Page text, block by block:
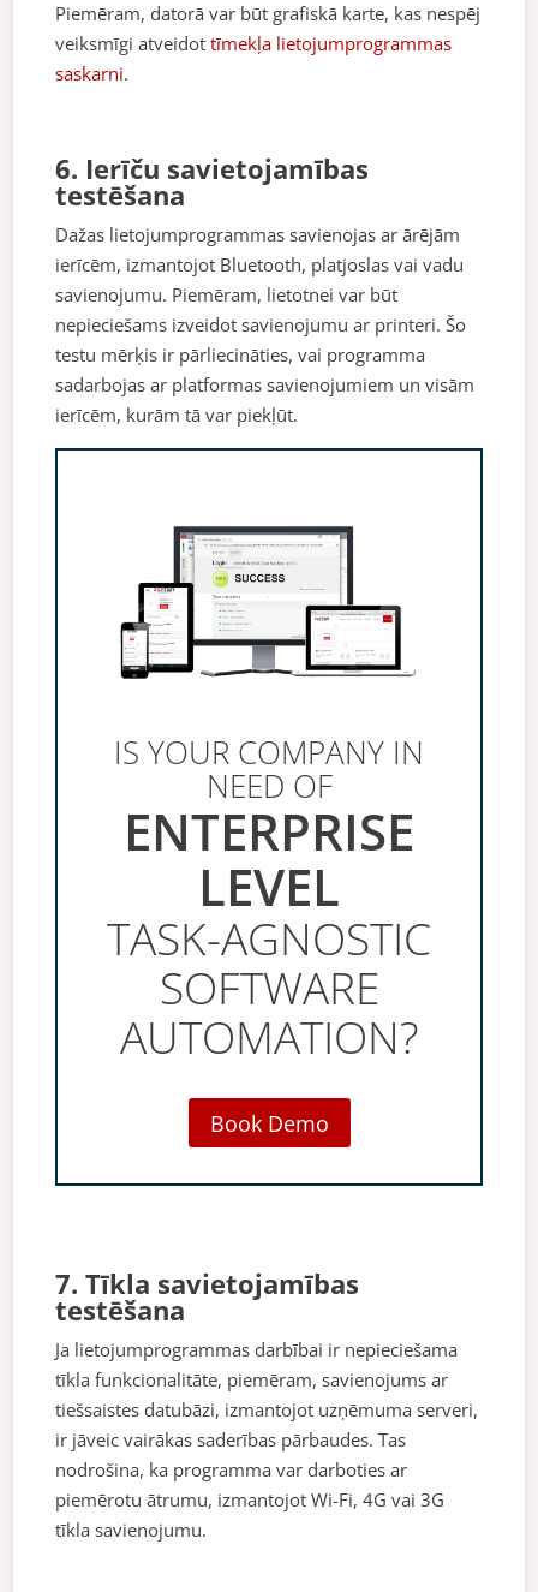
Piemēram, datorā var būt grafiskā karte, kas nespēj
veiksmīgi atveidottīmekļa lietojumprogrammas
saskarni.
6. Ierīču savietojamības
testēšana
Dažas lietojumprogrammas savienojas ar ārējām
ierīcēm, izmantojot Bluetooth, platjoslas vai vadu
savienojumu. Piemēram, lietotnei var būt
nepieciešams izveidot savienojumu ar printeri. Šo
testu mērķis ir pārliecināties, vai programma
sadarbojas ar platformas savienojumiem un visām
ierīcēm, kurām tā var piekļūt.
IS YOUR COMPANY IN
NEED OF
ENTERPRISE
LEVEL
TASK-AGNOSTIC
SOFTWARE
AUTOMATION?
Book Demo
7. Tīkla savietojamības
testēšana
Ja lietojumprogrammas darbībai ir nepieciešama
tīkla funkcionalitāte, piemēram, savienojums ar
tiešsaistes datubāzi, izmantojot uzņēmuma serveri,
ir jāveic vairākas saderības pārbaudes. Tas
nodrošina, ka programma var darboties ar
piemērotu ātrumu, izmantojot Wi-Fi, 4G vai 3G
tīkla savienojumu.